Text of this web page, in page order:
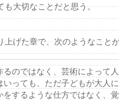
も大切なことだと思う。
上げた章で、次のようなこと
るのではなく、芸術によって
いっても、ただ子どもが大人
をするような仕方ではなく、